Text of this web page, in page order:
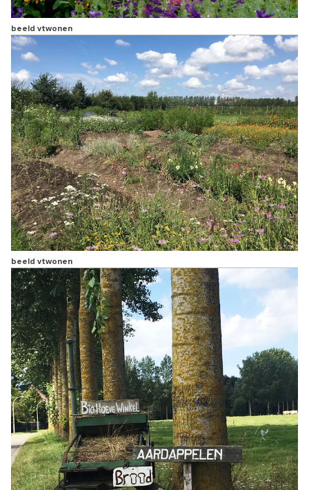
beeld vtwonen
beeld vtwonen